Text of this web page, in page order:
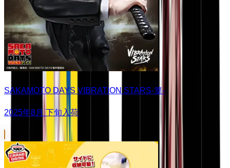
SAKAMOTO DAYS VIBRATION STARS-篁-
2025年8月 下旬入荷